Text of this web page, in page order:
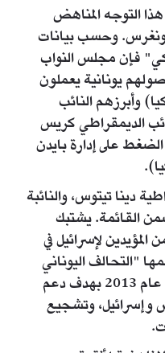
التوجه المناهض
وحسب بيانات
فإن مجلس النواب
يونانية يعملون
وأبرزهم النائب
الديمقراطي كريس
على إدارة بايدن
دينا تيتوس، والنائبة
القائمة. يشتبك
لإسرائيل في
"التحالف اليوناني
الإسرائيلي" (CHIA) الذي تأسس عام 2013 بهدف دعم
وإسرائيل، وتشجيع